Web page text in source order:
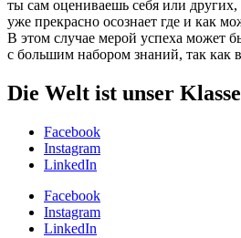
ты сам оцениваешь себя или других,
уже прекрасно осознает где и как
В этом случае мерой успеха может
с большим набором знаний, так как
Die Welt ist unser
Facebook
Instagram
LinkedIn
Facebook
Instagram
LinkedIn